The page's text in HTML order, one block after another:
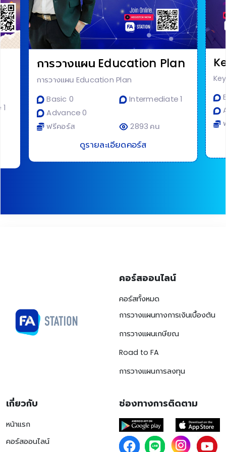
การวางแผน Education Plan
การวางแผน Education Plan
Basic 0
Intermediate 1
Advance 0
ฟรีคอร์ส 2893 คน
ดูรายละเอียดคอร์ส
คอร์สออนไลน์
คอร์สทั้งหมด
การวางแผนทางการเงินเบื้องต้น
การวางแผนเกษียณ
Road to FA
การวางแผนการลงทุน
เกี่ยวกับ
หน้าแรก
คอร์สออนไลน์
ช่องทางการติดตาม